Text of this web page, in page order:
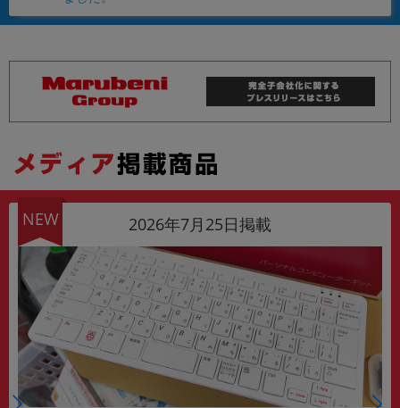
NEW 2026年7月25日掲載